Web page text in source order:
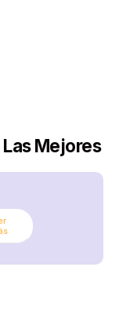
Mejores